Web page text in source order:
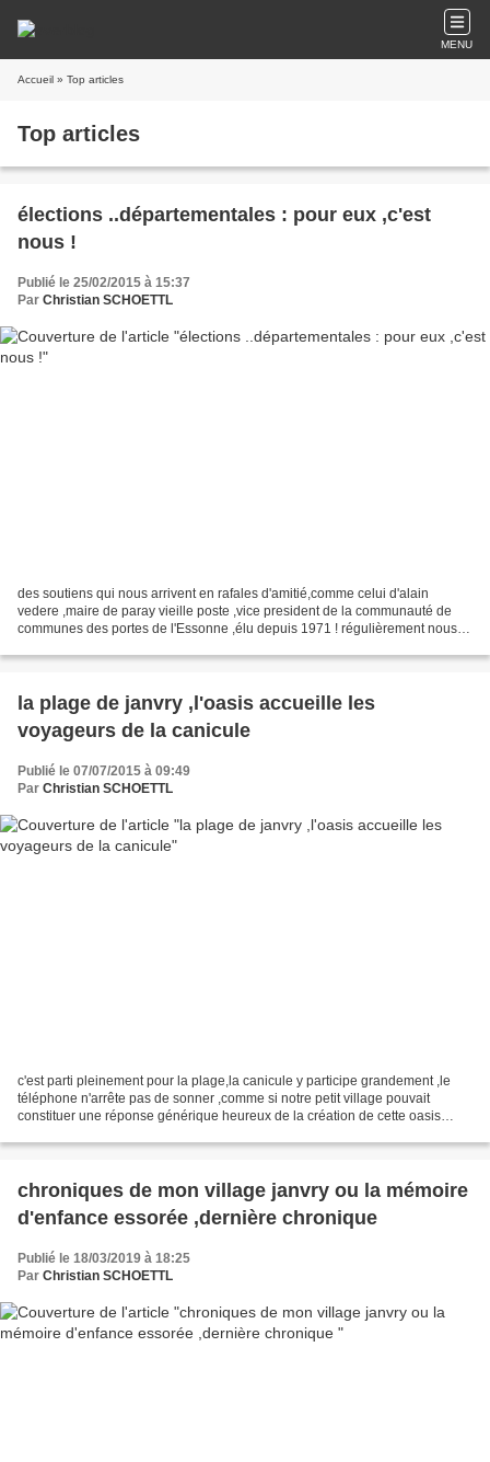
MENU
Accueil » Top articles
Top articles
élections ..départementales : pour eux ,c'est
nous !
Publié le 25/02/2015 à 15:37
Par Christian SCHOETTL
des soutiens qui nous arrivent en rafales d'amitié,comme celui d'alain
vedere ,maire de paray vieille poste ,vice president de la communauté de
communes des portes de l'Essonne ,élu depuis 1971 ! régulièrement nous
la plage de janvry ,l'oasis accueille les
voyageurs de la canicule
Publié le 07/07/2015 à 09:49
Par Christian SCHOETTL
c'est parti pleinement pour la plage,la canicule y participe grandement ,le
téléphone n'arrête pas de sonner ,comme si notre petit village pouvait
constituer une réponse générique heureux de la création de cette oasis
chroniques de mon village janvry ou la mémoire
d'enfance essorée ,dernière chronique
Publié le 18/03/2019 à 18:25
Par Christian SCHOETTL